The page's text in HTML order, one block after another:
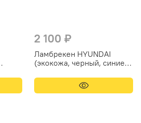
2 100 ₽
Ламбрекен HYUNDAI
(экокожа, черный, синие